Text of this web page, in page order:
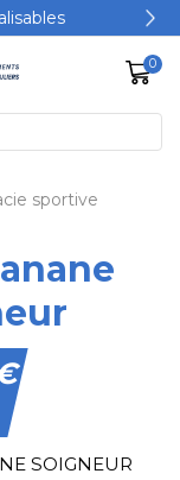
0
sportive
SOIGNEUR